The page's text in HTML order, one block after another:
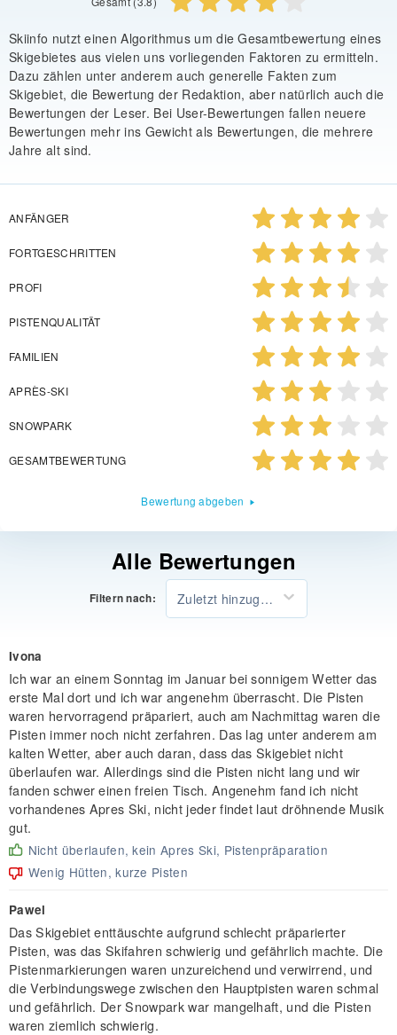
Skiinfo nutzt einen Algorithmus um die Gesamtbewertung eines
Skigebietes aus vielen uns vorliegenden Faktoren zu ermitteln.
Dazu zählen unter anderem auch generelle Fakten zum
Skigebiet, die Bewertung der Redaktion, aber natürlich auch die
Bewertungen der Leser. Bei User-Bewertungen fallen neuere
Bewertungen mehr ins Gewicht als Bewertungen, die mehrere
Jahre alt sind.
ANFÄNGER
FORTGESCHRITTEN
PROFI
PISTENQUALITÄT
FAMILIEN
APRÈS-SKI
SNOWPARK
GESAMTBEWERTUNG
Bewertung abgeben
Alle Bewertungen
Filtern nach: Zuletzt hinzugefügt
Ivona
Ich war an einem Sonntag im Januar bei sonnigem Wetter das
erste Mal dort und ich war angenehm überrascht. Die Pisten
waren hervorragend präpariert, auch am Nachmittag waren die
Pisten immer noch nicht zerfahren. Das lag unter anderem am
kalten Wetter, aber auch daran, dass das Skigebiet nicht
überlaufen war. Allerdings sind die Pisten nicht lang und wir
fanden schwer einen freien Tisch. Angenehm fand ich nicht
vorhandenes Apres Ski, nicht jeder findet laut dröhnende Musik
gut.
Nicht überlaufen, kein Apres Ski, Pistenpräparation
Wenig Hütten, kurze Pisten
Pawel
Das Skigebiet enttäuschte aufgrund schlecht präparierter
Pisten, was das Skifahren schwierig und gefährlich machte. Die
Pistenmarkierungen waren unzureichend und verwirrend, und
die Verbindungswege zwischen den Hauptpisten waren schmal
und gefährlich. Der Snowpark war mangelhaft, und die Pisten
waren ziemlich schwierig.